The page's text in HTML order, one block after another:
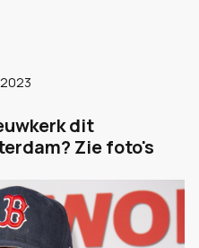
dit
Zie foto's